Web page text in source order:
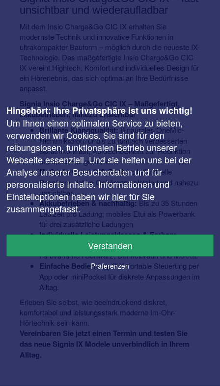
unsichtbar und wiederaufladbar
Mit dem Insio Charge&Go CIC IX erhalten Sie
modernste Technik und innovative Funktionen in
ultrakompakter Bauform – möglich durch die neueste IX-
Technologie. Das maßgefertigte Insio Charge&Go CIC
IX vereint Hightech, Komfort und individuelles Design für
ein Hörerlebnis, das sich optimal an Ihre Bedürfnisse
anpasst.
Signia Insio Charge&Go CIC IX – Maßgefertigt,
akkubetrieben, nahezu unsichtbar
Brillante Klangqualität:Binaurales OneMic-
Richtmikrofon für bis zu fünffach verbesserten
Sprachkontrast; AutoEchoShield zur Reduktion
störender Hallgeräusche.
Maßgefertigtes CIC-Design:Individuelle
Passform, tief im Gehörgang platziert und nahezu
unsichtbar.
Akkubetrieben & nachhaltig:Bis zu 35 Stunden
Laufzeit pro Ladung; mobiles Etui als Powerbank
für drei zusätzliche Ladungen
Individuelle Leistungsklassen & Farben:
Verfügbar in 7IX, 5IX und 3IX sowie den
Farbvarianten Schwarz, Dunkelbraun und Mokka.
Einfache Bedienung:Komfortable Steuerung per
App oder miniPocket für diskrete Anpassungen im
Alltag.
Erleben Sie selbst, wie beeindruckend diskret,
komfortabel und leistungsstark moderne Im-Ohr-
Hörtechnik sein kann.
Vereinbaren Sie jetzt einen Termin und testen Sie
das neue Signia IX Modele unverbindlich in Ihrem
Alltag.
Hingehört: Ihre Privatsphäre ist uns wichtig!
Um Ihnen einen optimalen Service zu bieten,
verwenden wir Cookies. Sie sind für den
reibungslosen, funktionalen Betrieb unserer
Webseite essenziell. Und sie helfen uns bei der
Analyse unserer Besucherdaten und für
personalisierte Inhalte. Informationen und
Einstelloptionen haben wir hierfür Sie
zusammengefasst.
Verstanden
Präferenzen